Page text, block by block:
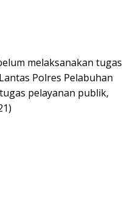
melaksanakan tugas
Polres Pelabuhan
pelayanan publik,